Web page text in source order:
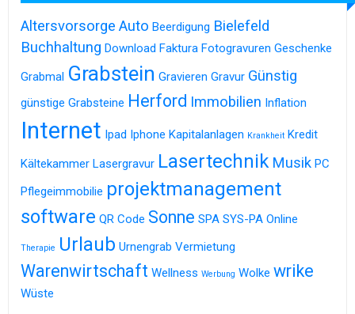
Altersvorsorge Auto Beerdigung Bielefeld
Buchhaltung Download Faktura Fotogravuren Geschenke
Grabmal Grabstein Gravieren Gravur Günstig
günstige Grabsteine Herford Immobilien Inflation
Internet Ipad Iphone Kapitalanlagen Krankheit Kredit
Kältekammer Lasergravur Lasertechnik Musik PC
Pflegeimmobilie projektmanagement
software QR Code Sonne SPA SYS-PA Online
Therapie Urlaub Urnengrab Vermietung
Warenwirtschaft Wellness Werbung Wolke wrike
Wüste